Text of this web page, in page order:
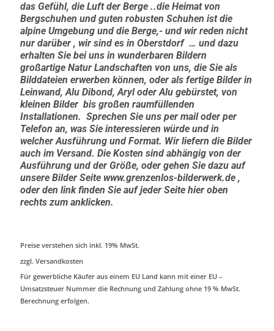
das Gefühl, die Luft der Berge ..die Heimat von
Bergschuhen und guten robusten Schuhen ist die
alpine Umgebung und die Berge,- und wir reden nicht
nur darüber , wir sind es in Oberstdorf … und dazu
erhalten Sie bei uns in wunderbaren Bildern
großartige Natur Landschaften von uns, die Sie als
Bilddateien erwerben können, oder als fertige Bilder in
Leinwand, Alu Dibond, Aryl oder Alu gebürstet, von
kleinen Bilder bis großen raumfüllenden
Installationen. Sprechen Sie uns per mail oder per
Telefon an, was Sie interessieren würde und in
welcher Ausführung und Format. Wir liefern die Bilder
auch im Versand. Die Kosten sind abhängig von der
Ausführung und der Größe, oder gehen Sie dazu auf
unsere Bilder Seite www.grenzenlos-bilderwerk.de ,
oder den link finden Sie auf jeder Seite hier oben
rechts zum anklicken.
Preise verstehen sich inkl. 19% MwSt.
zzgl. Versandkosten
Für gewerbliche Käufer aus einem EU Land kann mit einer EU –
Umsatzsteuer Nummer die Rechnung und Zahlung ohne 19 % MwSt.
Berechnung erfolgen.